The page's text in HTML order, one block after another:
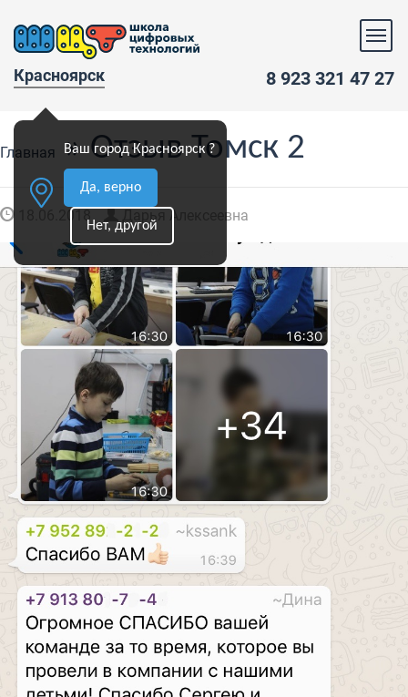
Красноярск
Ваш город Красноярск ?
Да, верно
Нет, другой
8 923 321 47 27
Главная » Отзыв Томск 2
18.06.2018 Дарья Алексеевна